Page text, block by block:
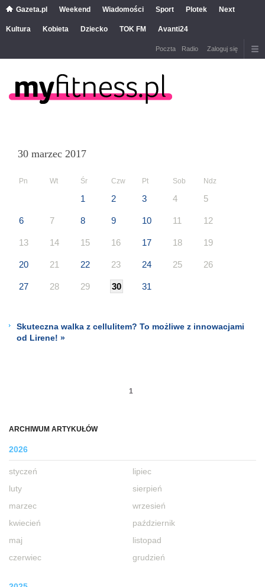
Gazeta.pl Weekend Wiadomości Sport Plotek Next
Kultura Kobieta Dziecko TOK FM Avanti24
Poczta Radio Zaloguj się
ARCHIWUM ARTYKUŁÓW
2026
styczeń
luty
marzec
kwiecień
maj
czerwiec
lipiec
sierpień
wrzesień
październik
listopad
grudzień
30 marzec 2017
Pn Wt Śr Czw Pt Sob Ndz
1 2 3 4 5
6 7 8 9 10 11 12
13 14 15 16 17 18 19
20 21 22 23 24 25 26
27 28 29 30 31
Skuteczna walka z cellulitem? To możliwe z innowacjami
od Lirene! »
1